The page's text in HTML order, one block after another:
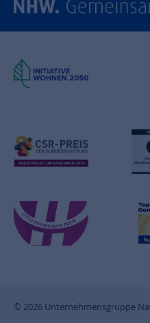
© 2026 Unternehmensgruppe